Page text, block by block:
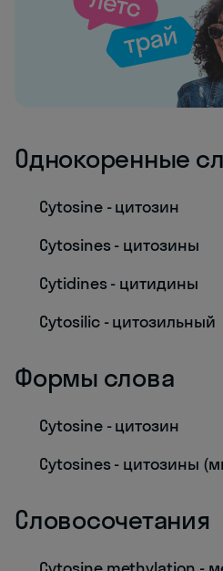
Однокоренные
Cytosine - цитозин
Cytosines - цитозины
Cytidines - цитидины
Cytosilic - цитозильный
Формы слова
Cytosine - цитозин
Cytosines - цитозины
Словосочетания